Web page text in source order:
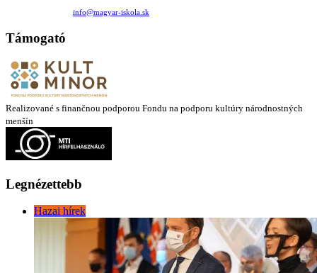
info@magyar-iskola.sk
Támogató
Realizované s finančnou podporou Fondu na podporu kultúry národnostných
menšín
Legnézettebb
Hazai hírek